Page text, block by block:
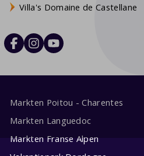
Villa's Domaine de Castellane
Markten Poitou - Charentes
Markten Languedoc
Markten Franse Alpen